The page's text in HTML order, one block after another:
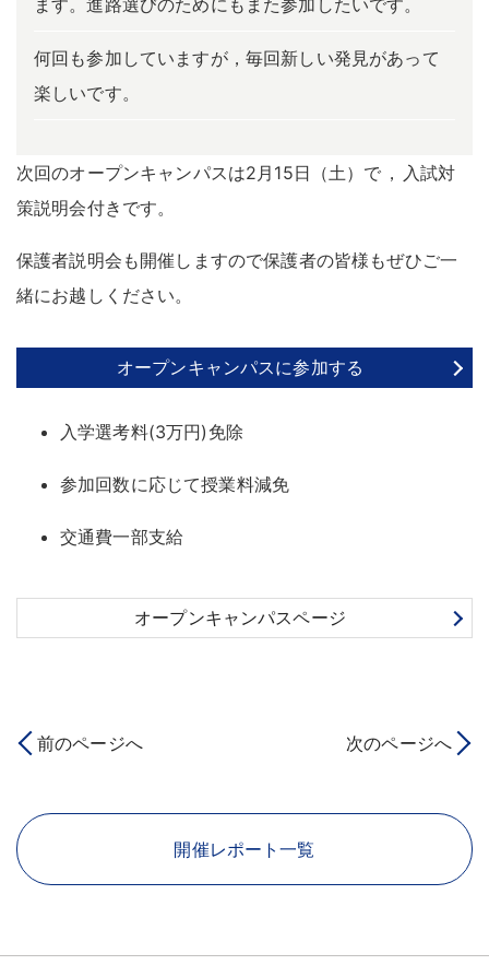
ます。進路選びのためにもまた参加したいです。
何回も参加していますが，毎回新しい発見があって
楽しいです。
次回のオープンキャンパスは2月15日（土）で ， 入試対
策説明会付きです。
保護者説明会も開催しますので保護者の皆様もぜひご一
緒にお越しください。
オープンキャンパスに参加する
入学選考料(3万円)免除
参加回数に応じて授業料減免
交通費一部支給
オープンキャンパスページ
前のページへ 次のページへ
開催レポート一覧